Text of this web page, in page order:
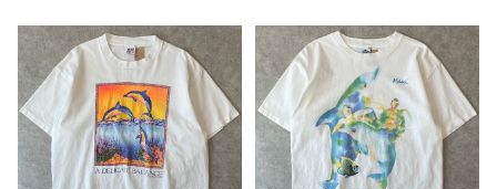
代 ビンテージ XL 260806
14
テージ XL 26080613